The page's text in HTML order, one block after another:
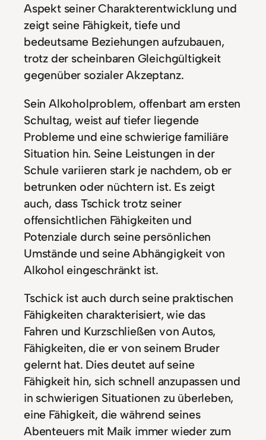
Aspekt seiner Charakterentwicklung und
zeigt seine Fähigkeit, tiefe und
bedeutsame Beziehungen aufzubauen,
trotz der scheinbaren Gleichgültigkeit
gegenüber sozialer Akzeptanz.
Sein Alkoholproblem, offenbart am ersten
Schultag, weist auf tiefer liegende
Probleme und eine schwierige familiäre
Situation hin. Seine Leistungen in der
Schule variieren stark je nachdem, ob er
betrunken oder nüchtern ist. Es zeigt
auch, dass Tschick trotz seiner
offensichtlichen Fähigkeiten und
Potenziale durch seine persönlichen
Umstände und seine Abhängigkeit von
Alkohol eingeschränkt ist.
Tschick ist auch durch seine praktischen
Fähigkeiten charakterisiert, wie das
Fahren und Kurzschließen von Autos,
Fähigkeiten, die er von seinem Bruder
gelernt hat. Dies deutet auf seine
Fähigkeit hin, sich schnell anzupassen und
in schwierigen Situationen zu überleben,
eine Fähigkeit, die während seines
Abenteuers mit Maik immer wieder zum